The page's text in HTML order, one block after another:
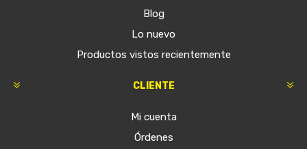
Blog
Lo nuevo
Productos vistos recientemente
CLIENTE
Mi cuenta
Órdenes